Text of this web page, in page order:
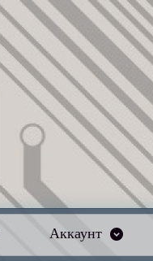
Аккаунт